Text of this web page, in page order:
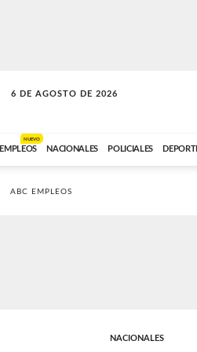
6 DE AGOSTO DE 2026
VITAMINAS
EMPLEOS
NUEVO
NACIONALES POLICIALES
ABC EMPLEOS
NACIONALES